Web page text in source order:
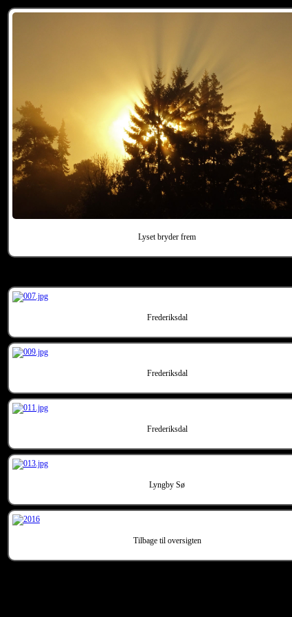
Lyset bryder frem
Frederiksdal
Frederiksdal
Frederiksdal
Lyngby Sø
Tilbage til oversigten